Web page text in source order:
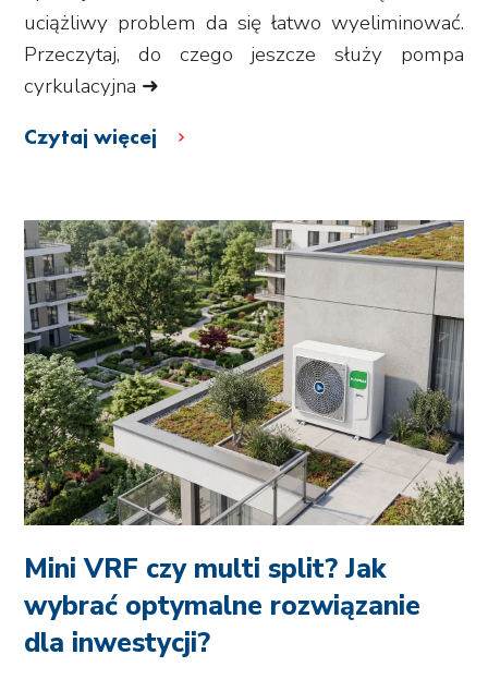
uciążliwy problem da się łatwo wyeliminować.
Przeczytaj, do czego jeszcze służy pompa
cyrkulacyjna ➜
Czytaj więcej
Mini VRF czy multi split? Jak
wybrać optymalne rozwiązanie
dla inwestycji?